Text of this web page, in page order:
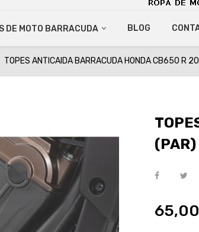
DE MOTO BARRACUDA BLOG
TOPES ANTICAIDA BARRACUDA HONDA CB650 R
(PAR)